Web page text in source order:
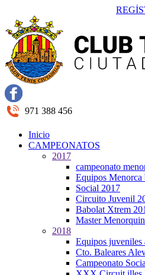
971 388 456
Inicio
CAMPEONATOS
2017
campeonato
Equipos
Social 2017
Circuito Juvenil
Babolat Xtrem
Master
2018
Equipos juveniles
Cto. Baleares
Campeonato